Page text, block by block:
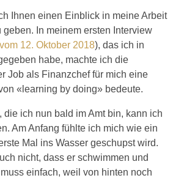
Ihnen einen Einblick in meine Arbeit
In meinem ersten Interview
12. Oktober 2018), das ich in
habe, machte ich die
Job als Finanzchef für mich eine
«learning by doing» bedeute.
die ich nun bald im Amt bin, kann ich
Am Anfang fühlte ich mich wie ein
Mal ins Wasser geschupst wird.
nicht, dass er schwimmen und
einfach, weil von hinten noch